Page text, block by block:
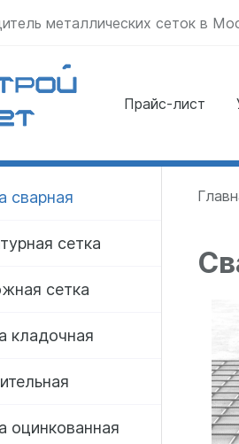
металлических сеток в
Прайс-лист
заявку
сейчас
сварная
сетка
сетка
кладочная
оцинкованная